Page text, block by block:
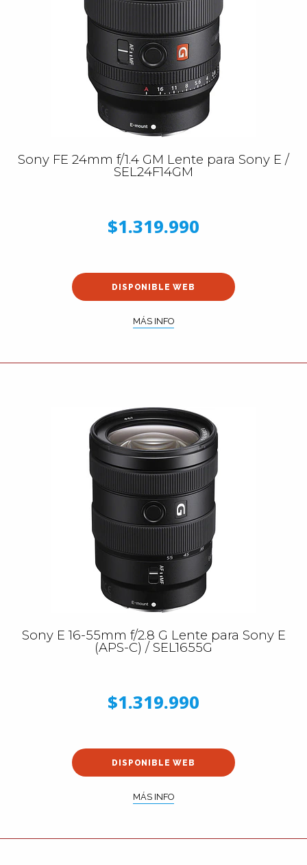
Sony FE 24mm f/1.4 GM Lente para Sony E /
SEL24F14GM
$1.319.990
DISPONIBLE WEB
MÁS INFO
Sony E 16-55mm f/2.8 G Lente para Sony E
(APS-C) / SEL1655G
$1.319.990
DISPONIBLE WEB
MÁS INFO